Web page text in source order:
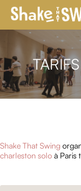
Shake That Swing
charleston solo à Paris